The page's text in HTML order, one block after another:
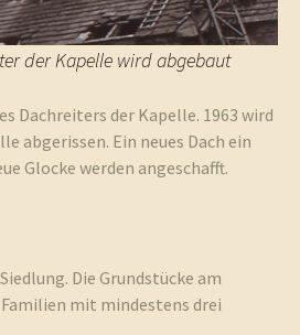
der Kapelle wird abgebaut
Dachreiters der Kapelle. 1963 wird
abgerissen. Ein neues Dach ein
Glocke werden angeschafft.
Die Grundstücke am
mit mindestens drei